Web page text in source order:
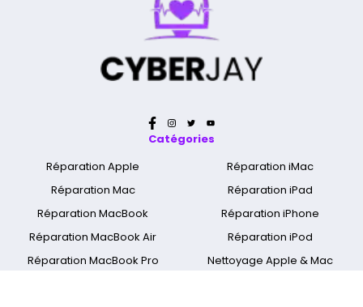
Catégories
Réparation Apple
Réparation Mac
Réparation MacBook
Réparation MacBook Air
Réparation MacBook Pro
Réparation iMac
Réparation iPad
Réparation iPhone
Réparation iPod
Nettoyage Apple & Mac